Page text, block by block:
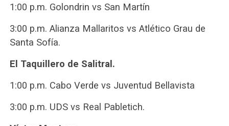
1:00 p.m. Golondrin vs San Martín
3:00 p.m. Alianza Mallaritos vs Atlético Grau de
Santa Sofía.
El Taquillero de Salitral.
1:00 p.m. Cabo Verde vs Juventud Bellavista
3:00 p.m. UDS vs Real Pabletich.